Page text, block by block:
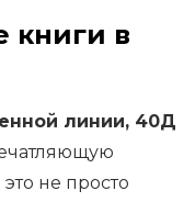
книги в
линии, 40Д
не просто